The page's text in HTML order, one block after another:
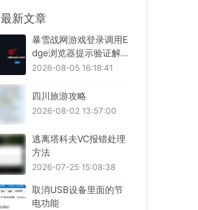
最新文章
暴雪战网游戏登录调用E
dge浏览器提示验证解决
方案
2026-08-05 16:18:41
四川旅游攻略
2026-08-02 13:57:00
逃离塔科夫VC报错处理
方法
2026-07-25 15:08:38
取消USB设备里面的节
电功能